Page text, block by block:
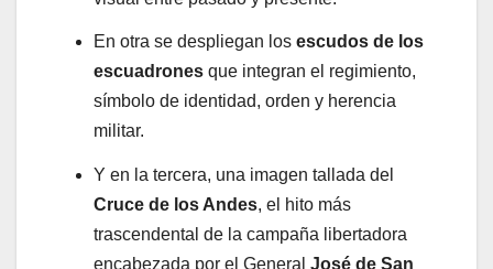
En otra se despliegan los escudos de los
escuadrones que integran el regimiento,
símbolo de identidad, orden y herencia
militar.
Y en la tercera, una imagen tallada del
Cruce de los Andes, el hito más
trascendental de la campaña libertadora
encabezada por el General José de San